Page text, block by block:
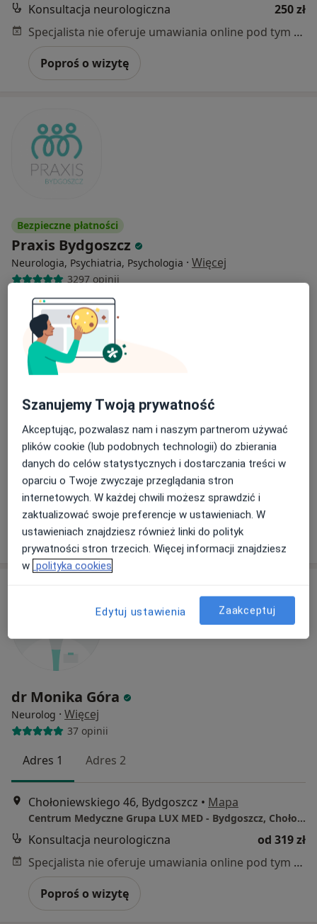
Konsultacja neurologiczna
250 zł
Specjalista nie oferuje umawiania online pod tym adresem.
Poproś o wizytę
Bezpieczne płatności
Praxis Bydgoszcz
Neurologia, Psychiatria, Psychologia · Więcej
3297 opinii
Adres 1 Adres 2
Marii Skłodowskiej Curie 2b/23, Bydgoszcz
Konsultacja neurologiczna
dr n. med. Łukasz
Sokołowski
neurolog
Pokaż profil
dr Monika Góra
Neurolog · Więcej
37 opinii
Adres 1 Adres 2
Chołoniewskiego 46, Bydgoszcz • Mapa
Centrum Medyczne Grupa LUX MED - Bydgoszcz, Chołoniewskiego 46
Konsultacja neurologiczna
od 319 zł
Specjalista nie oferuje umawiania online pod tym adresem.
Poproś o wizytę
Szanujemy Twoją prywatność
Akceptując, pozwalasz nam i naszym partnerom używać
plików cookie (lub podobnych technologii) do zbierania
danych do celów statystycznych i dostarczania treści w
oparciu o Twoje zwyczaje przeglądania stron
internetowych. W każdej chwili możesz sprawdzić i
zaktualizować swoje preferencje w ustawieniach. W
ustawieniach znajdziesz również linki do polityk
prywatności stron trzecich. Więcej informacji znajdziesz
w polityka cookies
Edytuj ustawienia Zaakceptuj